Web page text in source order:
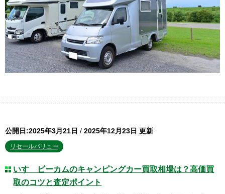
公開日:2025年3月21日 / 2025年12月23日 更新
リセールバリュー
いすゞビーカムのキャンピングカー買取相場は？高価買
取のコツと査定ポイント